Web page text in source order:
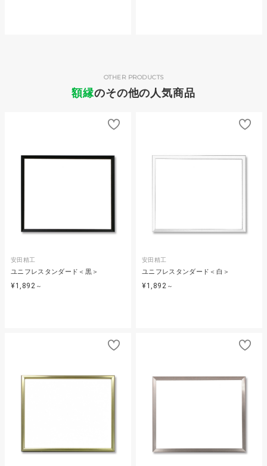
額縁のその他の人気商品
OTHER PRODUCTS
安田精工
ユニフレスタンダード＜黒＞
¥1,892 ～
安田精工
ユニフレスタンダード＜白＞
¥1,892 ～